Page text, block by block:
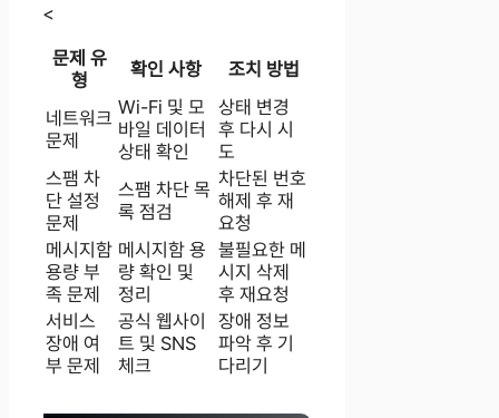
<
문제 유
형
확인 사항 조치 방법
네트워크
문제
Wi-Fi 및 모
바일 데이터
상태 확인
상태 변경
후 다시 시
도
스팸 차
단 설정
문제
스팸 차단 목
록 점검
차단된 번호
해제 후 재
요청
메시지함
용량 부
족 문제
메시지함 용
량 확인 및
정리
불필요한 메
시지 삭제
후 재요청
서비스
장애 여
부 문제
공식 웹사이
트 및 SNS
체크
장애 정보
파악 후 기
다리기